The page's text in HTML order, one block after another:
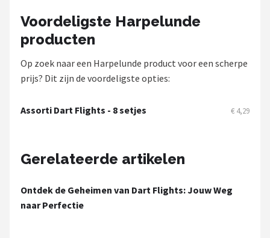
Mission
Harrows
Red Dragon
Alle merken →
Voordeligste Harpelunde
producten
Op zoek naar een Harpelunde product voor een scherpe
prijs? Dit zijn de voordeligste opties:
Assorti Dart Flights - 8 setjes € 4,29
Gerelateerde artikelen
Ontdek de Geheimen van Dart Flights: Jouw Weg
naar Perfectie